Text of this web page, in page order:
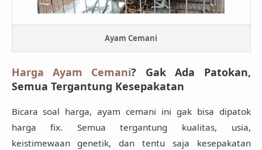
Ayam Cemani
Harga Ayam Cemani? Gak Ada Patokan,
Semua Tergantung Kesepakatan
Bicara soal harga, ayam cemani ini gak bisa dipatok
harga fix. Semua tergantung kualitas, usia,
keistimewaan genetik, dan tentu saja kesepakatan